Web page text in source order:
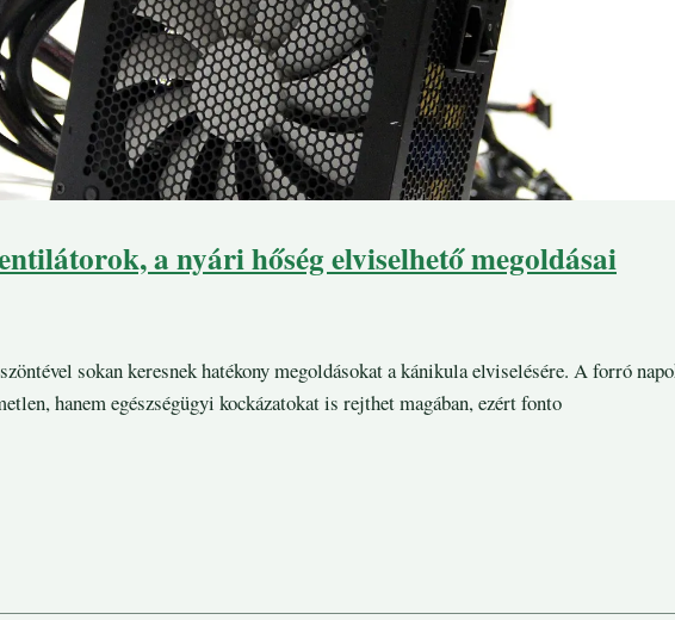
a nyári hőség elviselhető megoldásai
sokan keresnek hatékony megoldásokat a kánikula elviselésére. A forró
hanem egészségügyi kockázatokat is rejthet magában, ezért fonto